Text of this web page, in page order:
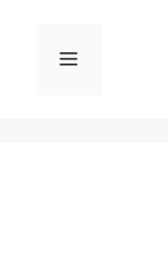
القائمة